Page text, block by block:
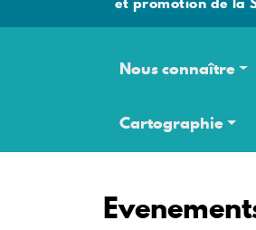
Nous connaître
Cartographie